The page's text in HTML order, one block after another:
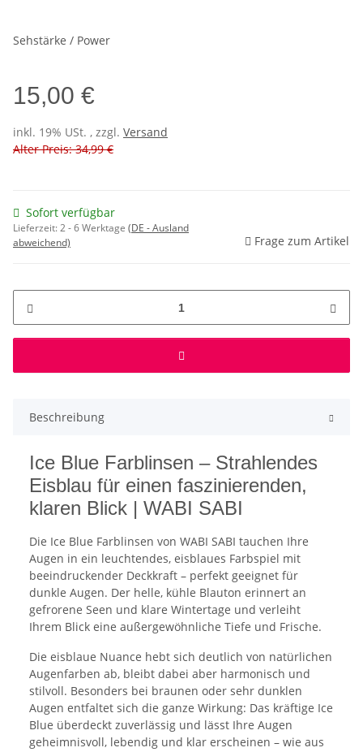
Sehstärke / Power
15,00 €
inkl. 19% USt. , zzgl. Versand
Alter Preis: 34,99 €
Sofort verfügbar
Lieferzeit:2 - 6 Werktage (DE - Ausland
abweichend)
Frage zum Artikel
Beschreibung
Ice Blue Farblinsen – Strahlendes
Eisblau für einen faszinierenden,
klaren Blick | WABI SABI
Die Ice Blue Farblinsen von WABI SABI tauchen Ihre
Augen in ein leuchtendes, eisblaues Farbspiel mit
beeindruckender Deckkraft – perfekt geeignet für
dunkle Augen. Der helle, kühle Blauton erinnert an
gefrorene Seen und klare Wintertage und verleiht
Ihrem Blick eine außergewöhnliche Tiefe und Frische.
Die eisblaue Nuance hebt sich deutlich von natürlichen
Augenfarben ab, bleibt dabei aber harmonisch und
stilvoll. Besonders bei braunen oder sehr dunklen
Augen entfaltet sich die ganze Wirkung: Das kräftige Ice
Blue überdeckt zuverlässig und lässt Ihre Augen
geheimnisvoll, lebendig und klar erscheinen – wie aus